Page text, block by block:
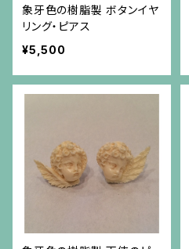
象牙色の樹脂製 ボタンイヤ
リング・ピアス
¥5,500